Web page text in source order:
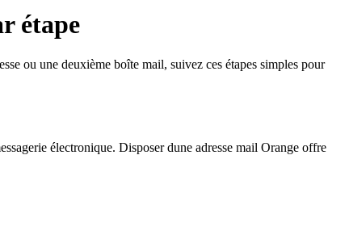
étape
ou une deuxième boîte mail, suivez ces étapes simples pour
électronique. Disposer dune adresse mail Orange offre